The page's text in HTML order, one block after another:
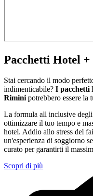
Pacchetti Hotel +
Stai cercando il modo
indimenticabile? I pacchetti
Rimini potrebbero essere la
La formula all inclusive
ottimizzare il tuo tempo e
hotel. Addio allo stress del
un'esperienza di soggiorno
curato per garantirti il
Scopri di più